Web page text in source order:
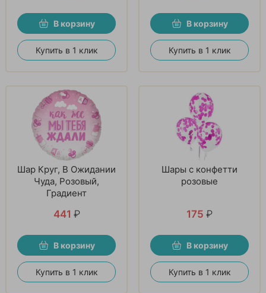
В корзину
Купить в 1 клик
В корзину
Купить в 1 клик
Шар Круг, В Ожидании
Чуда, Розовый,
Градиент
441 ₽
В корзину
Купить в 1 клик
Шары с конфетти
розовые
175 ₽
В корзину
Купить в 1 клик